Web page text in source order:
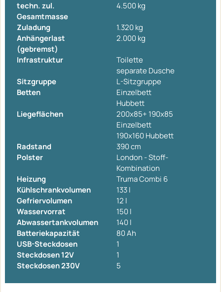
techn. zul.
Gesamtmasse
4.500 kg
Zuladung
1.320 kg
Anhängerlast
(gebremst)
2.000 kg
Infrastruktur
Toilette
separate Dusche
Sitzgruppe
L-Sitzgruppe
Betten
Einzelbett
Hubbett
Liegeflächen
200x85+ 190x85
Einzelbett
190x160 Hubbett
Radstand
390 cm
Polster
London - Stoff-
Kombination
Heizung
Truma Combi 6
Kühlschrankvolumen
133 l
Gefriervolumen
12 l
Wasservorrat
150 l
Abwassertankvolumen
140 l
Batteriekapazität
80 Ah
USB-Steckdosen
1
Steckdosen 12V
1
Steckdosen 230V
5